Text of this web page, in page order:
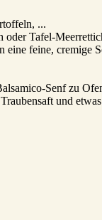
...
Tafel-
feine, cremige
Senf zu
und